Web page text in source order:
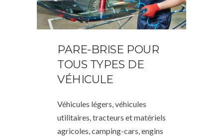
PARE-BRISE POUR
TOUS TYPES DE
VÉHICULE
Véhicules légers, véhicules
utilitaires, tracteurs et matériels
agricoles, camping-cars, engins